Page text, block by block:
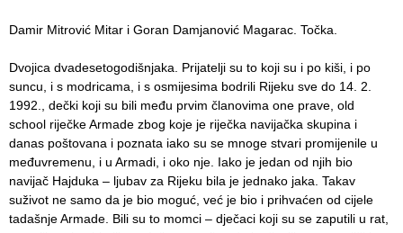
Damir Mitrović Mitar i Goran Damjanović Magarac. Točka.
Dvojica dvadesetogodišnjaka. Prijatelji su to koji su i po kiši, i po
suncu, i s modricama, i s osmijesima bodrili Rijeku sve do 14. 2.
1992., dečki koji su bili među prvim članovima one prave, old
school riječke Armade zbog koje je riječka navijačka skupina i
danas poštovana i poznata iako su se mnoge stvari promijenile u
međuvremenu, i u Armadi, i oko nje. Iako je jedan od njih bio
navijač Hajduka – ljubav za Rijeku bila je jednako jaka. Takav
suživot ne samo da je bio moguć, već je bio i prihvaćen od cijele
tadašnje Armade. Bili su to momci – dječaci koji su se zaputili u rat,